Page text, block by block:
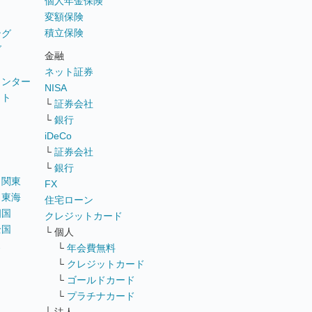
ター
関東
東海
変額保険
積立保険
金融
ネット証券
NISA
└ 証券会社
└ 銀行
iDeCo
└ 証券会社
└ 銀行
FX
住宅ローン
クレジットカード
└ 個人
└ 年会費無料
└ クレジットカード
└ ゴールドカード
└ プラチナカード